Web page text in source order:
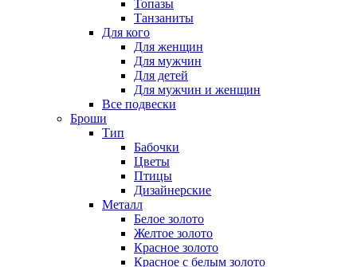
Топазы
Танзаниты
Для кого
Для женщин
Для мужчин
Для детей
Для мужчин и женщин
Все подвески
Броши
Тип
Бабочки
Цветы
Птицы
Дизайнерские
Металл
Белое золото
Желтое золото
Красное золото
Красное с белым золото